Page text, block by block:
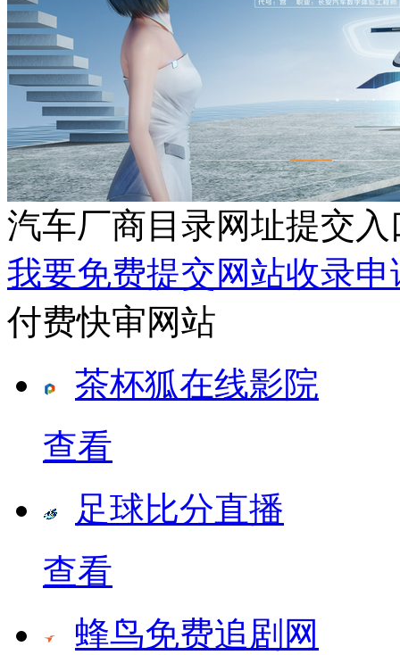
汽车厂商目录网址提交入
我要免费提交网站收录申
付费快审网站
茶杯狐在线影院
查看
足球比分直播
查看
蜂鸟免费追剧网